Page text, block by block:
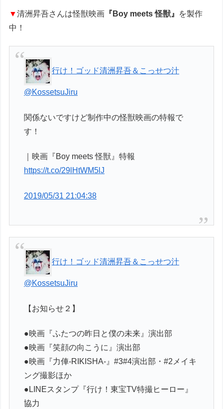
▼清洲昇吾さんは怪獣映画 『Boy meets 怪獣』
を製作
中！
行け！ゴッド清洲昇吾＆こっせつ汁
@KossetsuJiru
関係ないですけど制作中の怪獣映画の特報で
す！
｜映画『Boy meets 怪獣』特報
https://t.co/29lHtWM5lJ
2019/05/31 21:04:38
行け！ゴッド清洲昇吾＆こっせつ汁
@KossetsuJiru
【お知らせ２】
●映画『ふたつの昨日と僕の未来』演出部
●映画『笑顔の向こうに』演出部
●映画『力俥-RIKISHA-』#3#4演出部・#2メイキ
ング撮影ほか
●LINEスタンプ『行け！東宝TV特撮ヒーロー』
協力